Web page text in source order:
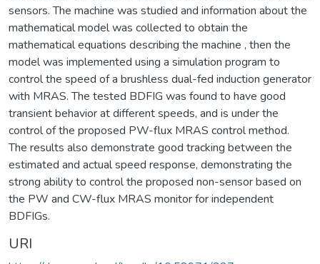
sensors. The machine was studied and information about the
mathematical model was collected to obtain the
mathematical equations describing the machine , then the
model was implemented using a simulation program to
control the speed of a brushless dual-fed induction generator
with MRAS. The tested BDFIG was found to have good
transient behavior at different speeds, and is under the
control of the proposed PW-flux MRAS control method.
The results also demonstrate good tracking between the
estimated and actual speed response, demonstrating the
strong ability to control the proposed non-sensor based on
the PW and CW-flux MRAS monitor for independent
BDFIGs.
URI